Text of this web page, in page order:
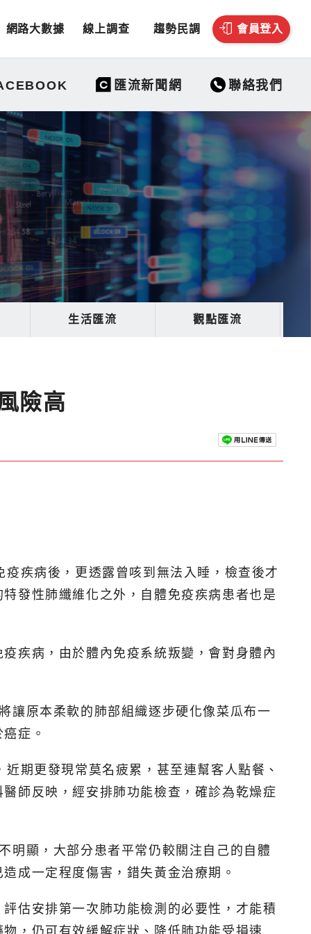
網路大數據 線上調查 趨勢民調 會員登入
匯流新聞網 聯絡我們
生活匯流 觀點匯流
險高
疾病後，更透露曾咳到無法入睡，檢查後才
發性肺纖維化之外，自體免疫疾病患者也是
疾病，由於體內免疫系統叛變，會對身體內
讓原本柔軟的肺部組織逐步硬化像菜瓜布一
症。
期更發現常莫名疲累，甚至連幫客人點餐、
師反映，經安排肺功能檢查，確診為乾燥症
明顯，大部分患者平常仍較關注自己的自體
成一定程度傷害，錯失黃金治療期。
估安排第一次肺功能檢測的必要性，才能積
，仍可有效緩解症狀、降低肺功能受損速